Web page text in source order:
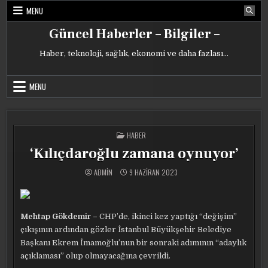
Skip
MENU
Güncel Haberler – Bilgiler –
Haber, teknoloji, sağlık, ekonomi ve daha fazlası…
MENU
POSTED
IN
HABER
‘Kılıçdaroğlu zamana oynuyor’
ADMIN 9 HAZIRAN 2023
Mehtap Gökdemir – CHP’de, ikinci kez yaptığı “değişim”
çıkışının ardından gözler İstanbul Büyükşehir Belediye
Başkanı Ekrem İmamoğlu’nun bir sonraki adımının “adaylık
açıklaması” olup olmayacağına çevrildi.